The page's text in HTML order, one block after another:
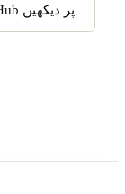
GitHub پر دیکھیں